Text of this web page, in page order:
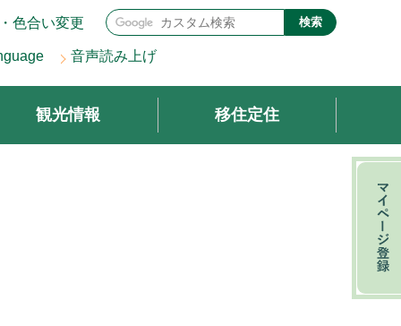
色合い変更
音声読み上げ
検索
観光情報 移住定住